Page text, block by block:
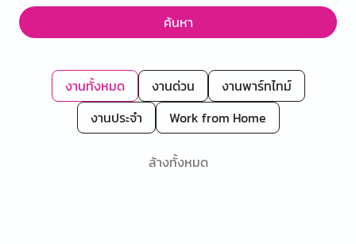
ค้นหา
งานทั้งหมด งานด่วน
งานพาร์ทไทม์
งานประจำ
Work from Home
ล้างทั้งหมด